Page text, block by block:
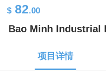
$ 82.00
Bao Minh Industrial
项目详情